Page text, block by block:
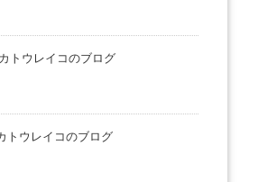
カトウレイコのブログ
トウレイコのブログ